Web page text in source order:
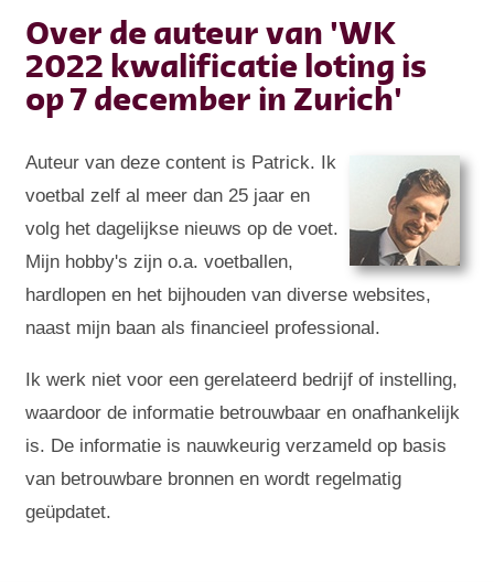
Over de auteur van 'WK
2022 kwalificatie loting is
op 7 december in Zurich'
Auteur van deze content is Patrick. Ik
voetbal zelf al meer dan 25 jaar en
volg het dagelijkse nieuws op de voet.
Mijn hobby's zijn o.a. voetballen,
hardlopen en het bijhouden van diverse websites,
naast mijn baan als financieel professional.
Ik werk niet voor een gerelateerd bedrijf of instelling,
waardoor de informatie betrouwbaar en onafhankelijk
is. De informatie is nauwkeurig verzameld op basis
van betrouwbare bronnen en wordt regelmatig
geüpdatet.